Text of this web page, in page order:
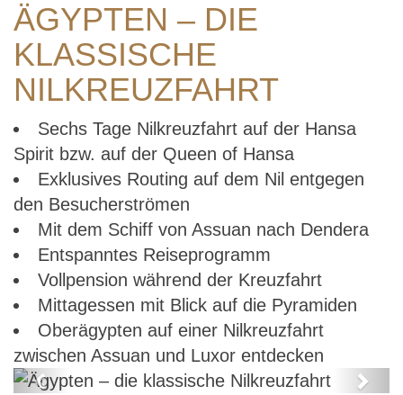
ÄGYPTEN – DIE
KLASSISCHE
NILKREUZFAHRT
Sechs Tage Nilkreuzfahrt auf der Hansa
Spirit bzw. auf der Queen of Hansa
Exklusives Routing auf dem Nil entgegen
den Besucherströmen
Mit dem Schiff von Assuan nach Dendera
Entspanntes Reiseprogramm
Vollpension während der Kreuzfahrt
Mittagessen mit Blick auf die Pyramiden
Oberägypten auf einer Nilkreuzfahrt
zwischen Assuan und Luxor entdecken
Previous
Next